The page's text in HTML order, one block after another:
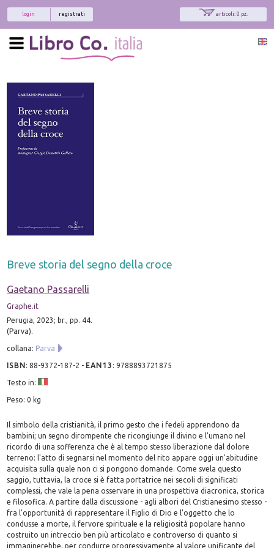
articoli: 0 pz.
registrati
login
Breve storia del segno della croce
Gaetano Passarelli
Graphe.it
Perugia, 2023; br., pp. 44.
(Parva).
collana: Parva
ISBN:88-9372-187-2 - EAN13 :9788893721875
Testo in:
Peso: 0 kg
Il simbolo della cristianità, il primo gesto che i fedeli apprendono da
bambini; un segno dirompente che ricongiunge il divino e l'umano nel
ricordo di una sofferenza che è al tempo stesso liberazione dal dolore
terreno: l'atto di segnarsi nel momento del rito appare oggi un'abitudine
acquisita sulla quale non ci si pongono domande. Come svela questo
saggio, tuttavia, la croce si è fatta portatrice nei secoli di significati
complessi, che vale la pena osservare in una prospettiva diacronica, storica
e filosofica. A partire dalla discussione - agli albori del Cristianesimo stesso -
fra l'opportunità di rappresentare il Figlio di Dio e l'oggetto che lo
condusse a morte, il fervore spirituale e la religiosità popolare hanno
costruito un intreccio ben più articolato e controverso di quanto si
immaginerebbe, per condurre progressivamente al valore unificante del